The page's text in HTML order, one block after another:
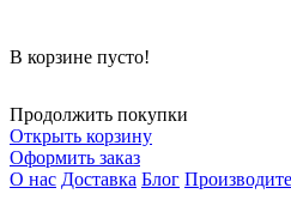
В корзине пусто!
Продолжить покупки
Открыть корзину
Оформить заказ
О нас Доставка Блог